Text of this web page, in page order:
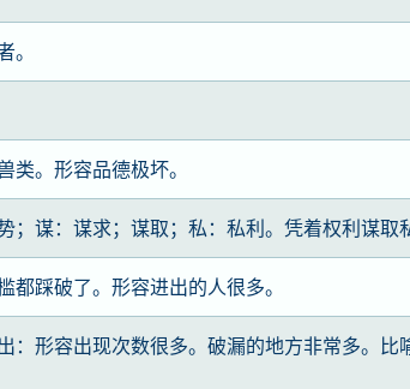
类。形容品德极坏。
；谋：谋求；谋取；私：私利。凭着权利谋取
都踩破了。形容进出的人很多。
：形容出现次数很多。破漏的地方非常多。比